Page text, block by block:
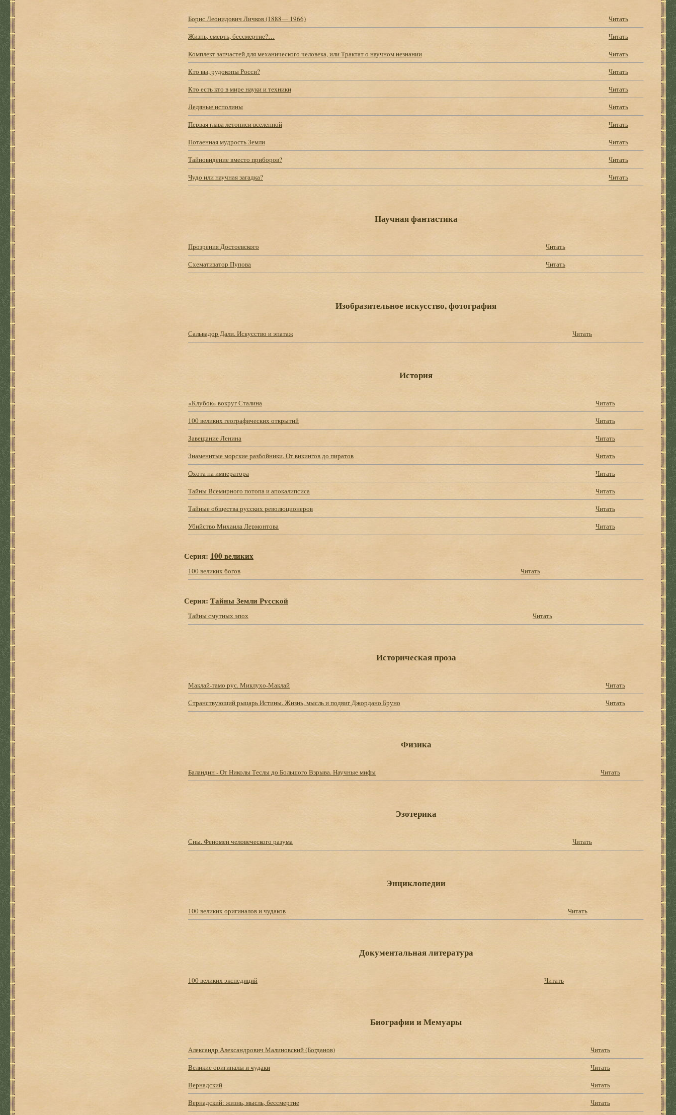
Борис Леонидович Личков (1888— 1966)
Читать
Жизнь, смерть, бессмертие?…
Читать
Комплект запчастей для механического человека, или Трактат о научном незнании
Читать
Кто вы, рудокопы Росси?
Читать
Кто есть кто в мире науки и техники
Читать
Ледяные исполины
Читать
Первая глава летописи вселенной
Читать
Потаенная мудрость Земли
Читать
Тайновидение вместо приборов?
Читать
Чудо или научная загадка?
Читать
Научная фантастика
Прозрения Достоевского
Читать
Схематизатор Пупова
Читать
Изобразительное искусство, фотография
Сальвадор Дали. Искусство и эпатаж Читать
История
«Клубок» вокруг Сталина
Читать
100 великих географических открытий
Читать
Завещание Ленина
Читать
Знаменитые морские разбойники. От викингов до пиратов
Читать
Охота на императора
Читать
Тайны Всемирного потопа и апокалипсиса
Читать
Тайные общества русских революционеров
Читать
Убийство Михаила Лермонтова
Читать
Серия: 100 великих
100 великих богов Читать
Серия: Тайны Земли Русской
Тайны смутных эпох Читать
Историческая проза
Маклай-тамо рус. Миклухо-Маклай
Читать
Странствующий рыцарь Истины. Жизнь, мысль и подвиг Джордано Бруно
Читать
Физика
Баландин - От Николы Теслы до Большого Взрыва. Научные мифы Читать
Эзотерика
Сны. Феномен человеческого разума Читать
Энциклопедии
100 великих оригиналов и чудаков Читать
Документальная литература
100 великих экспедиций Читать
Биографии и Мемуары
Александр Александрович Малиновский (Богданов)
Читать
Великие оригиналы и чудаки
Читать
Вернадский
Читать
Вернадский: жизнь, мысль, бессмертие
Читать